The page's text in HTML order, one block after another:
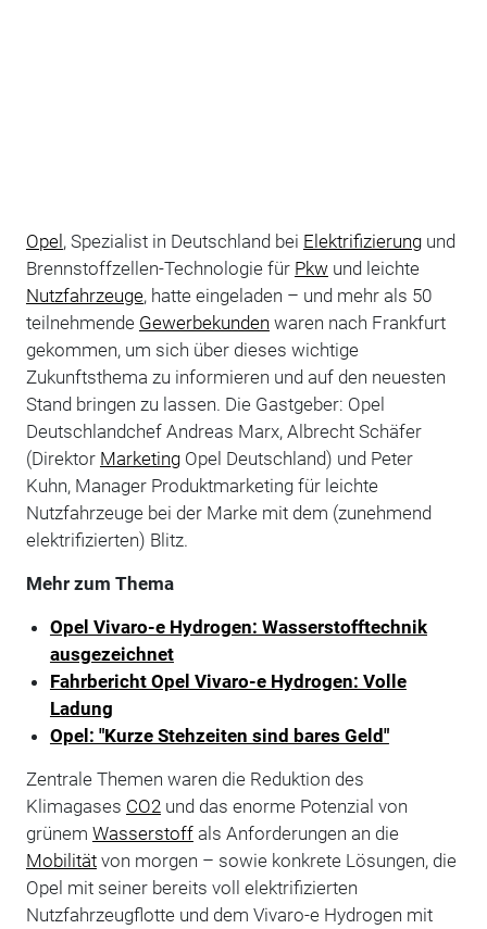
Opel, Spezialist in Deutschland bei Elektrifizierungund
Brennstoffzellen-Technologie für Pkw und leichte
Nutzfahrzeuge, hatte eingeladen – und mehr als 50
teilnehmende Gewerbekunden waren nach Frankfurt
gekommen, um sich über dieses wichtige
Zukunftsthema zu informieren und auf den neuesten
Stand bringen zu lassen. Die Gastgeber: Opel
Deutschlandchef Andreas Marx, Albrecht Schäfer
(Direktor MarketingOpel Deutschland) und Peter
Kuhn, Manager Produktmarketing für leichte
Nutzfahrzeuge bei der Marke mit dem (zunehmend
elektrifizierten) Blitz.
Mehr zum Thema
Opel Vivaro-e Hydrogen: Wasserstofftechnik
ausgezeichnet
Fahrbericht Opel Vivaro-e Hydrogen: Volle
Ladung
Opel: "Kurze Stehzeiten sind bares Geld"
Zentrale Themen waren die Reduktion des
Klimagases CO2 und das enorme Potenzial von
grünem Wasserstoffals Anforderungen an die
Mobilitätvon morgen – sowie konkrete Lösungen, die
Opel mit seiner bereits voll elektrifizierten
Nutzfahrzeugflotte und dem Vivaro-e Hydrogen mit